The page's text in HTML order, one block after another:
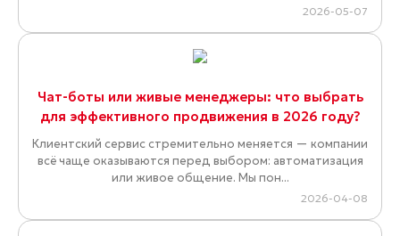
2026-05-07
Чат-боты или живые менеджеры: что выбрать
для эффективного продвижения в 2026 году?
Клиентский сервис стремительно меняется — компании
всё чаще оказываются перед выбором: автоматизация
или живое общение. Мы пон...
2026-04-08